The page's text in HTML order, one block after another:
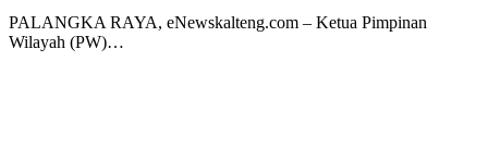
PALANGKA RAYA, eNewskalteng.com – Ketua Pimpinan
Wilayah (PW)…